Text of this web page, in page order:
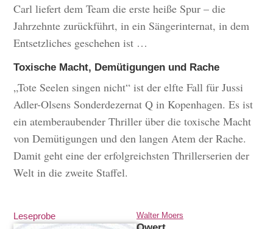
Carl liefert dem Team die erste heiße Spur – die
Jahrzehnte zurückführt, in ein Sängerinternat, in dem
Entsetzliches geschehen ist …
Toxische Macht, Demütigungen und Rache
„Tote Seelen singen nicht“ ist der elfte Fall für Jussi
Adler-Olsens Sonderdezernat Q in Kopenhagen. Es ist
ein atemberaubender Thriller über die toxische Macht
von Demütigungen und den langen Atem der Rache.
Damit geht eine der erfolgreichsten Thrillerserien der
Welt in die zweite Staffel.
Leseprobe Walter Moers